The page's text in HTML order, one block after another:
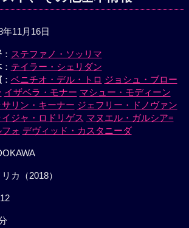
年11月16日
： ステファノ・ソッリマ
： テイラー・シェリダン
： ベニチオ・デル・トロ ジョシュ・ブロー
イザベラ・モナー マシュー・モディーン
サリン・キーナー ジェフリー・ドノヴァン
イジャ・ロドリゲス マヌエル・ガルシア=
ォ デヴィッド・カスタニーダ
カ（2018）